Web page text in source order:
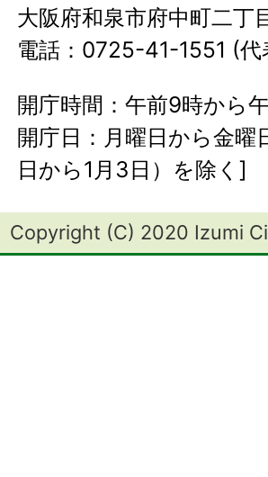
大阪府和泉市府中町二丁
電話：0725-41-1551 (
開庁時間：午前9時から
開庁日：月曜日から金
日から1月3日）を除く]
Copyright (C) 2020 Izumi